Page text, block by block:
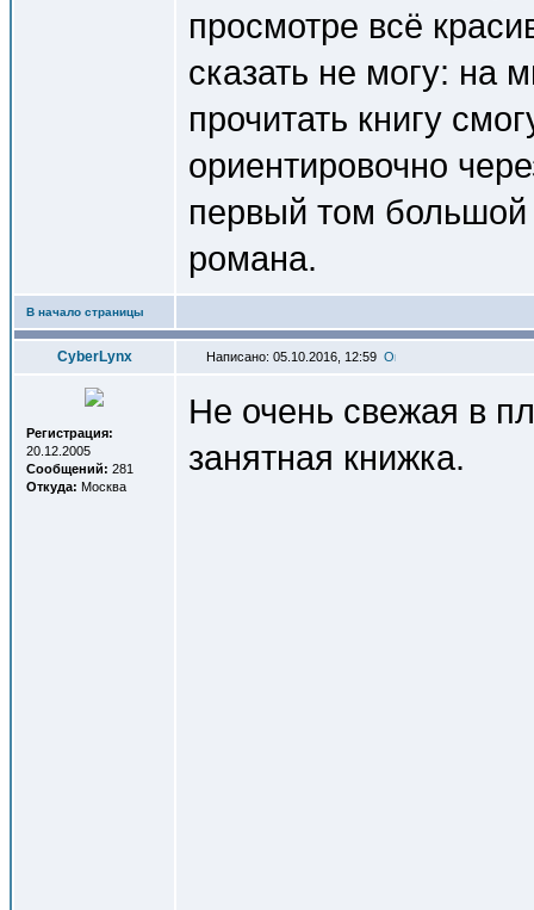
просмотре всё
сказать не могу: на
прочитать книгу
ориентировочно
первый том большой
романа.
В начало страницы
СyberLynx Написано: 05.10.2016, 12:59
Регистрация:
20.12.2005
Сообщений: 281
Откуда: Москва
Не очень свежая в
занятная книжка.